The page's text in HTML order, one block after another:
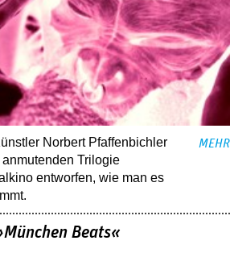
Norbert Pfaffenbichler
Trilogie
entworfen, wie man es
MEHR
Beats«